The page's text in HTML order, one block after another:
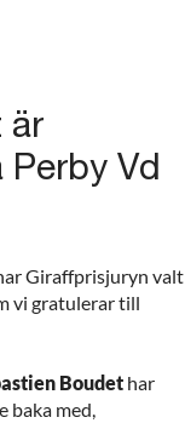
är
Vd
Giraffprisjuryn valt
vi gratulerar till
Boudet har
baka med,